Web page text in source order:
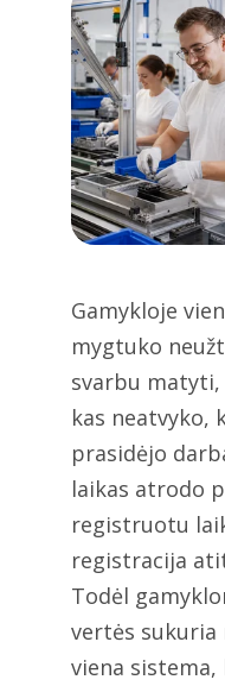
Gamykloje
mygtuko
svarbu matyti,
kas neatvyko,
prasidėjo
laikas atrodo
registruotu
registracija
Todėl
vertės sukuria
viena